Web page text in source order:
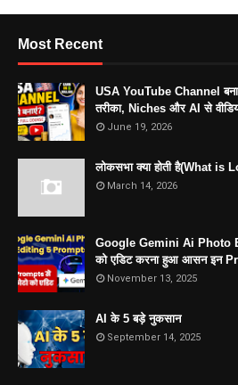
Most Recent
USA YouTube Channel
तरीका, Niches और AI से
June 19, 2026
लोकसभा क्या होती है(What is
March 14, 2026
Google Gemini Ai Photo
को एडिट करना हुआ आसन इन
November 13, 2025
AI के 5 बड़े नुकसान
September 14, 2025